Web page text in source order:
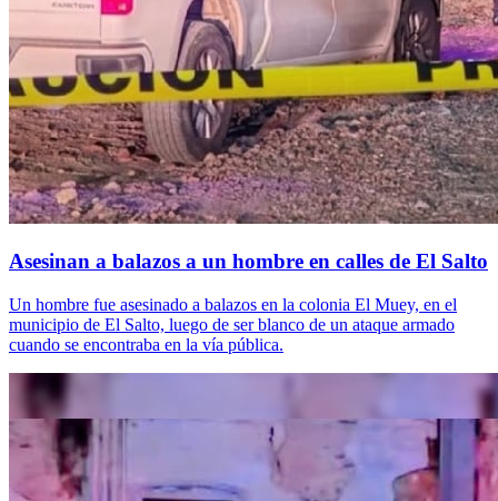
Asesinan a balazos a un hombre en calles de El Salto
Un hombre fue asesinado a balazos en la colonia El Muey, en el
municipio de El Salto, luego de ser blanco de un ataque armado
cuando se encontraba en la vía pública.